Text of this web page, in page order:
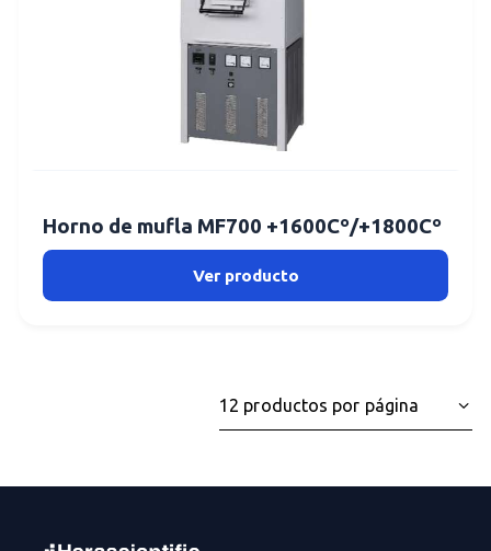
Horno de mufla MF700 +1600Cº/+1800Cº
Ver producto